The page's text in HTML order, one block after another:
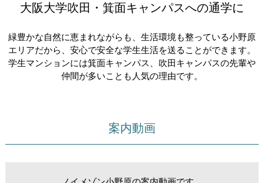
大阪大学吹田・箕面キャンパスへの通学に
緑豊かな自然に恵まれながらも、生活環境も整っている小野原
エリアだから、安心で安全な学生生活を送ることができます。
学生マンションには箕面キャンパス、吹田キャンパスの先輩や
仲間が多いことも人気の理由です。
案内動画